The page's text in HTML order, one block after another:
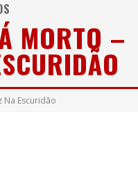
No clima do Hexa: “Passinho do Brasil”, da DJ Danny Albuquerque, é a música que embala a torcida brasileira na Copa do Mundo 2026
Yan traz a turnê nacional do PagodYANdo para Belo Horizonte
MORTO –
Na Escuridão